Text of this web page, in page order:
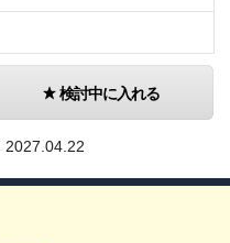
検討中に入れる
2027.04.22